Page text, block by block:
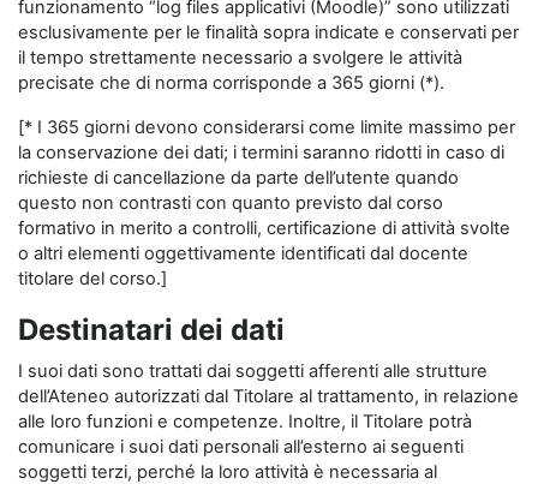
funzionamento “log files applicativi (Moodle)” sono utilizzati
esclusivamente per le finalità sopra indicate e conservati per
il tempo strettamente necessario a svolgere le attività
precisate che di norma corrisponde a 365 giorni (*).
[* I 365 giorni devono considerarsi come limite massimo per
la conservazione dei dati; i termini saranno ridotti in caso di
richieste di cancellazione da parte dell’utente quando
questo non contrasti con quanto previsto dal corso
formativo in merito a controlli, certificazione di attività svolte
o altri elementi oggettivamente identificati dal docente
titolare del corso.]
Destinatari dei dati
I suoi dati sono trattati dai soggetti afferenti alle strutture
dell’Ateneo autorizzati dal Titolare al trattamento, in relazione
alle loro funzioni e competenze. Inoltre, il Titolare potrà
comunicare i suoi dati personali all’esterno ai seguenti
soggetti terzi, perché la loro attività è necessaria al